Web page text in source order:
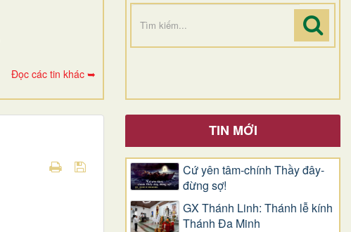
Đọc các tin khác ➥
TIN MỚI
Cứ yên tâm-chính Thầy đây-
đừng sợ!
GX Thánh Linh: Thánh lễ kính
Thánh Đa Minh